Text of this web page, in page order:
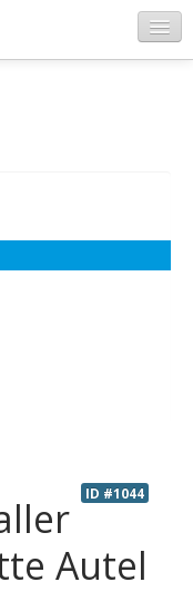
ID #1044
Autel